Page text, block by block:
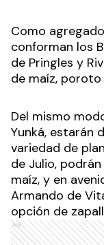
Como
conforman los
de Pringles y
de maíz, poroto
Del mismo
Yunká, estarán
variedad de
de Julio,
maíz, y en
Armando de
opción de
Ads